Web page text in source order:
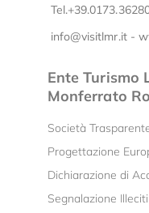
info@visitlmr.it-
Ente Turismo
Monferrato
Società
Progettazione
Dichiarazione di
Segnalazione